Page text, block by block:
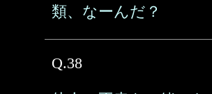
類、なーんだ？
Q.38